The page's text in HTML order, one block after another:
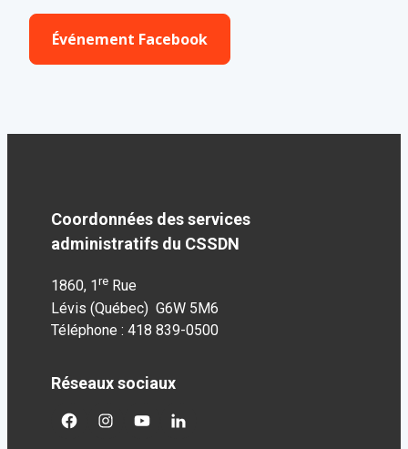
Événement Facebook
Coordonnées des services
administratifs du CSSDN
1860, 1 re Rue
Lévis (Québec) G6W 5M6
Téléphone : 418 839-0500
Réseaux sociaux
facebookgoogleplus
googleplusgoogleplus